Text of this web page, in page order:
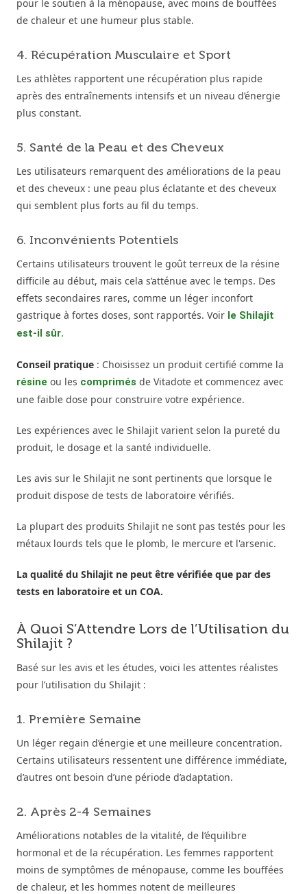
pour le soutien à la ménopause, avec moins de bouffées
de chaleur et une humeur plus stable.
4. Récupération Musculaire et Sport
Les athlètes rapportent une récupération plus rapide
après des entraînements intensifs et un niveau d’énergie
plus constant.
5. Santé de la Peau et des Cheveux
Les utilisateurs remarquent des améliorations de la peau
et des cheveux : une peau plus éclatante et des cheveux
qui semblent plus forts au fil du temps.
6. Inconvénients Potentiels
Certains utilisateurs trouvent le goût terreux de la résine
difficile au début, mais cela s’atténue avec le temps. Des
effets secondaires rares, comme un léger inconfort
gastrique à fortes doses, sont rapportés. Voir le Shilajit
est-il sûr.
Conseil pratique : Choisissez un produit certifié comme la
résine ou les comprimés de Vitadote et commencez avec
une faible dose pour construire votre expérience.
Les expériences avec le Shilajit varient selon la pureté du
produit, le dosage et la santé individuelle.
Les avis sur le Shilajit ne sont pertinents que lorsque le
produit dispose de tests de laboratoire vérifiés.
La plupart des produits Shilajit ne sont pas testés pour les
métaux lourds tels que le plomb, le mercure et l'arsenic.
La qualité du Shilajit ne peut être vérifiée que par des
tests en laboratoire et un COA.
À Quoi S’Attendre Lors de l’Utilisation du
Shilajit ?
Basé sur les avis et les études, voici les attentes réalistes
pour l’utilisation du Shilajit :
1. Première Semaine
Un léger regain d’énergie et une meilleure concentration.
Certains utilisateurs ressentent une différence immédiate,
d’autres ont besoin d’une période d’adaptation.
2. Après 2-4 Semaines
Améliorations notables de la vitalité, de l’équilibre
hormonal et de la récupération. Les femmes rapportent
moins de symptômes de ménopause, comme les bouffées
de chaleur, et les hommes notent de meilleures